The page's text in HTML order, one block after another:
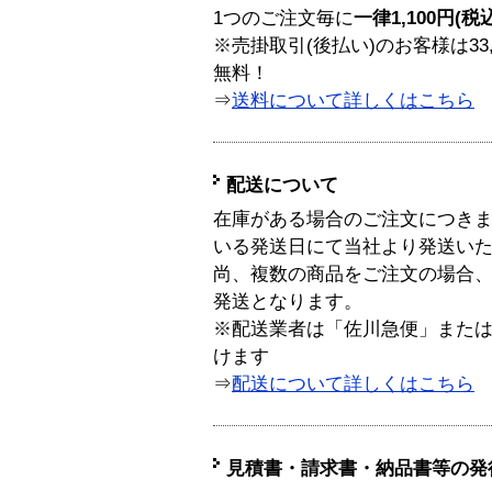
1つのご注文毎に一律1,100円(税
※売掛取引(後払い)のお客様は
無料！
⇒送料について詳しくはこちら
配送について
在庫がある場合のご注文につき
いる発送日にて当社より発送い
尚、複数の商品をご注文の場合
発送となります。
※配送業者は「佐川急便」また
けます
⇒配送について詳しくはこちら
見積書・請求書・納品書等の